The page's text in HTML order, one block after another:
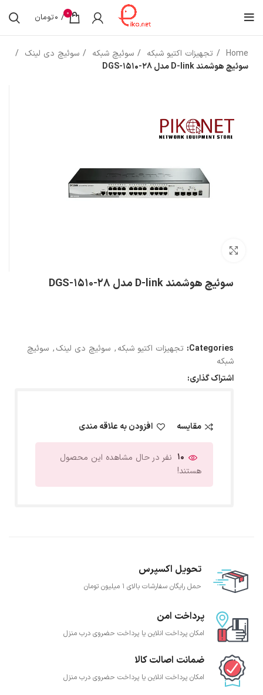
0
/
0تومان
Home تجهیزات اکتیو شبکه سوئیچ شبکه
سوئیچ دی لینک
سوئیچ هوشمند D-link مدل DGS-1510-28
سوئیچ هوشمند D-link مدل DGS-1510-28
Categories: تجهیزات اکتیو شبکه, سوئیچ دی لینک, سوئیچ
شبکه
اشتراک گذاری:
مقایسه افزودن به علاقه مندی
10 نفر در حال مشاهده این محصول
هستند!
تحویل اکسپرس
حمل رایگان سفارشات بالای 1 میلیون تومان
پرداخت امن
امکان پرداخت انلاین یا پرداخت حضروی درب منزل
ضمانت اصالت کالا
امکان پرداخت انلاین یا پرداخت حضروی درب منزل